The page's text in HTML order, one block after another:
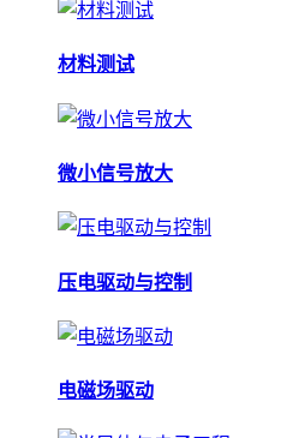
材料测试
微小信号放大
压电驱动与控制
电磁场驱动